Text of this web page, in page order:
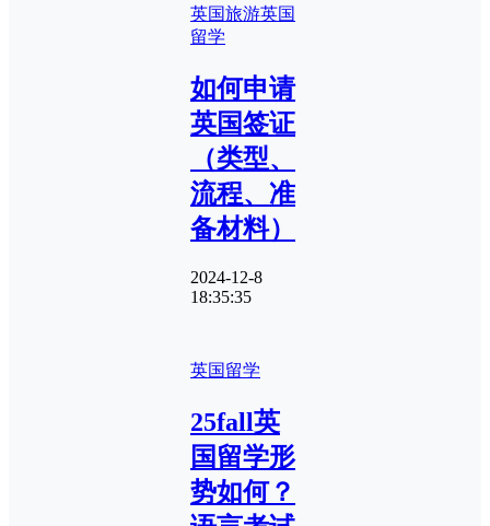
英国旅游英国
留学
如何申请
英国签证
（类型、
流程、准
备材料）
2024-12-8
18:35:35
英国留学
25fall英
国留学形
势如何？